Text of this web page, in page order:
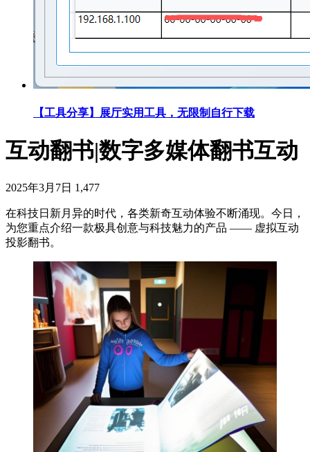
【工具分享】展厅实用工具，无限制自行下载
互动翻书|数字多媒体翻书互动
2025年3月7日 1,477
在科技日新月异的时代，各类新奇互动体验不断涌现。今日，
为您重点介绍一款极具创意与科技魅力的产品 —— 虚拟互动
投影翻书。